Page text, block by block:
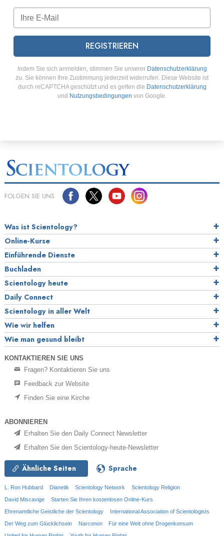
REGISTRIEREN
Indem Sie sich anmelden, stimmen Sie unserer Datenschutzerklärung
zu. Sie können Ihre Zustimmung jederzeit widerrufen. Diese Website ist
durch reCAPTCHA geschützt und es gelten die Datenschutzerklärung
und Nutzungsbedingungen von Google.
FOLGEN SIE UNS
Was ist Scientology?
Online-Kurse
Einführende Dienste
Buchladen
Scientology heute
Daily Connect
Scientology in aller Welt
Wie wir helfen
Wie man gesund bleibt
KONTAKTIEREN SIE UNS
Fragen? Kontaktieren Sie uns
Feedback zur Website
Finden Sie eine Kirche
ABONNIEREN
Erhalten Sie den Daily Connect Newsletter
Erhalten Sie den Scientology-heute-Newsletter
Ähnliche Seiten Sprache
L. Ron Hubbard Dianetik Scientology Network
Scientology Religion
David Miscavige
Starten Sie Ihren kostenlosen Online-Kurs
Ehrenamtliche Geistliche der Scientology
International Association of Scientologists
Der Weg zum Glücklichsein
Narconon
Für eine Welt ohne Drogenkonsum